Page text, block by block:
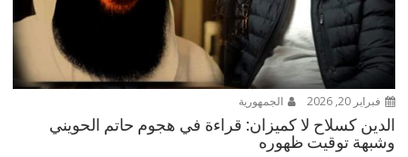
فبراير 20, 2026 الجمهورية
الدين كسلاح لا كميزان: قراءة في هجوم حاتم الحويني
وشبهة توقيت ظهوره